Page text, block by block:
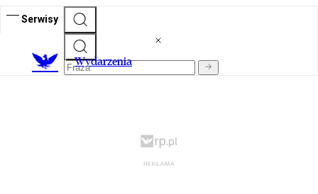
Serwisy
Wydarzenia